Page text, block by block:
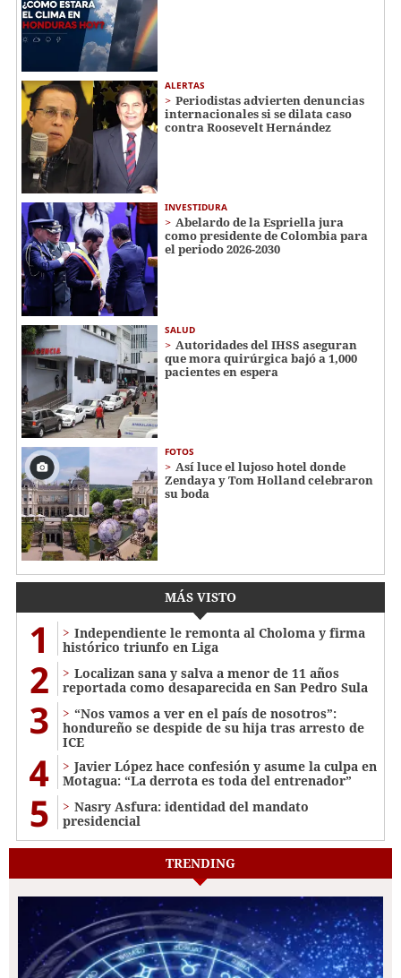
ALERTAS
Periodistas advierten denuncias
internacionales si se dilata caso
contra Roosevelt Hernández
INVESTIDURA
Abelardo de la Espriella jura
como presidente de Colombia para
el periodo 2026-2030
SALUD
Autoridades del IHSS aseguran
que mora quirúrgica bajó a 1,000
pacientes en espera
FOTOS
Así luce el lujoso hotel donde
Zendaya y Tom Holland celebraron
su boda
MÁS VISTO
1
Independiente le remonta al Choloma y firma
histórico triunfo en Liga
2
Localizan sana y salva a menor de 11 años
reportada como desaparecida en San Pedro Sula
3
“Nos vamos a ver en el país de nosotros”:
hondureño se despide de su hija tras arresto de
ICE
4
Javier López hace confesión y asume la culpa en
Motagua: “La derrota es toda del entrenador”
5
Nasry Asfura: identidad del mandato
presidencial
TRENDING